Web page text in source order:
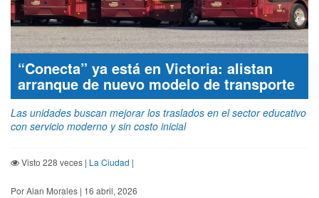
“Conecta” ya está en Victoria: alistan
arranque de nuevo modelo de transporte
Las unidades buscan mejorar los traslados en el sector educativo
con servicio moderno y sin costo inicial
Visto 228 veces | La Ciudad |
Por Alan Morales | 16 abril, 2026